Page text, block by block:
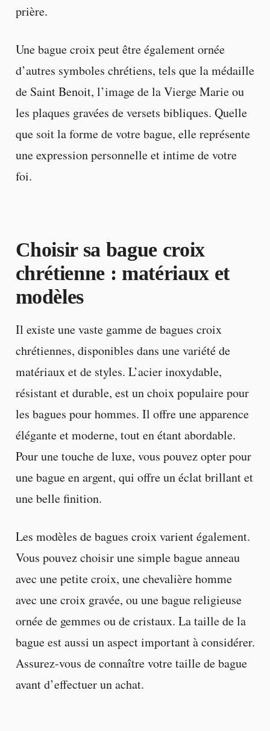
prière.
Une bague croix peut être également ornée
d’autres symboles chrétiens, tels que la médaille
de Saint Benoit, l’image de la Vierge Marie ou
les plaques gravées de versets bibliques. Quelle
que soit la forme de votre bague, elle représente
une expression personnelle et intime de votre
foi.
Choisir sa bague croix
chrétienne : matériaux et
modèles
Il existe une vaste gamme de bagues croix
chrétiennes, disponibles dans une variété de
matériaux et de styles. L’acier inoxydable,
résistant et durable, est un choix populaire pour
les bagues pour hommes. Il offre une apparence
élégante et moderne, tout en étant abordable.
Pour une touche de luxe, vous pouvez opter pour
une bague en argent, qui offre un éclat brillant et
une belle finition.
Les modèles de bagues croix varient également.
Vous pouvez choisir une simple bague anneau
avec une petite croix, une chevalière homme
avec une croix gravée, ou une bague religieuse
ornée de gemmes ou de cristaux. La taille de la
bague est aussi un aspect important à considérer.
Assurez-vous de connaître votre taille de bague
avant d’effectuer un achat.